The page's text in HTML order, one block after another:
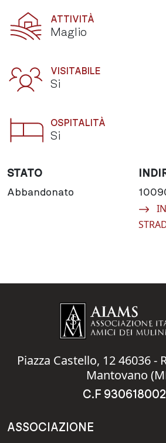
ATTIVITÀ
Maglio
VISITABILE
Si
OSPITALITÀ
Si
STATO
Abbandonato
Piazza Castello, 12 46036 -
Mantovano
C.F
ASSOCIAZIONE